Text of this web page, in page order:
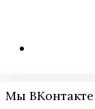
Мы ВКонтакте